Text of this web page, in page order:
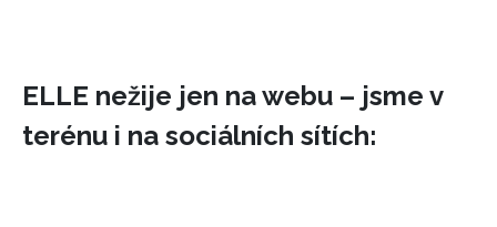
ELLE nežije jen na webu – jsme v
terénu i na sociálních sítích: